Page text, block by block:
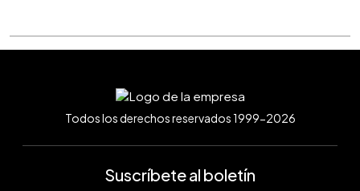
Todos los derechos reservados 1999-2026
Suscríbete al boletín